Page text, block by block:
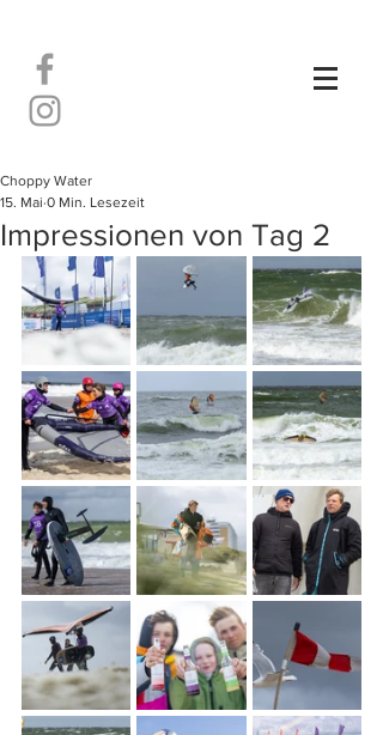
Impressionen von Tag 2
Choppy Water
15. Mai 0 Min. Lesezeit